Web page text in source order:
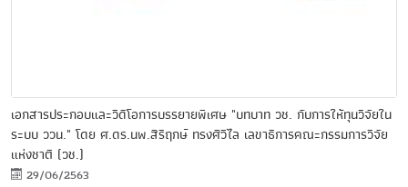
เอกสารประกอบและวีดีโอการบรรยายพิเศษ "บทบาท วช. กับการให้ทุนวิจัยใน
ระบบ ววน." โดย ศ.ดร.นพ.สิริฤกษ์ ทรงศิวิไล เลขาธิการคณะกรรมการวิจัย
แห่งชาติ (วช.)
29/06/2563